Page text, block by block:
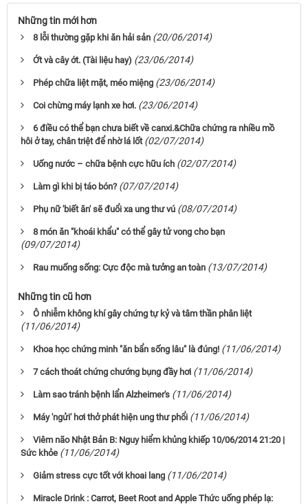
Những tin mới hơn
8 lỗi thường gặp khi ăn hải sản (20/06/2014)
Ớt và cây ớt. (Tài liệu hay) (23/06/2014)
Phép chữa liệt mặt, méo miệng (23/06/2014)
Coi chừng máy lạnh xe hơi. (23/06/2014)
6 điều có thể bạn chưa biết về canxi.&Chữa chứng ra nhiều mồ
hôi ở tay, chân triệt để nhờ lá lốt (02/07/2014)
Uống nước – chữa bệnh cực hữu ích (02/07/2014)
Làm gì khi bị táo bón? (07/07/2014)
Phụ nữ 'biết ăn' sẽ đuổi xa ung thư vú (08/07/2014)
8 món ăn "khoái khẩu" có thể gây tử vong cho bạn
(09/07/2014)
Rau muống sống: Cực độc mà tưởng an toàn (13/07/2014)
Những tin cũ hơn
Ô nhiễm không khí gây chứng tự kỷ và tâm thần phân liệt
(11/06/2014)
Khoa học chứng minh "ăn bẩn sống lâu" là đúng! (11/06/2014)
7 cách thoát chứng chướng bụng đầy hơi (11/06/2014)
Làm sao tránh bệnh lẩn Alzheimer's (11/06/2014)
Máy 'ngửi' hơi thở phát hiện ung thư phổi (11/06/2014)
Viêm não Nhật Bản B: Nguy hiểm khủng khiếp 10/06/2014 21:20 |
Sức khỏe (11/06/2014)
Giảm stress cực tốt với khoai lang (11/06/2014)
Miracle Drink : Carrot, Beet Root and Apple Thức uống phép lạ: